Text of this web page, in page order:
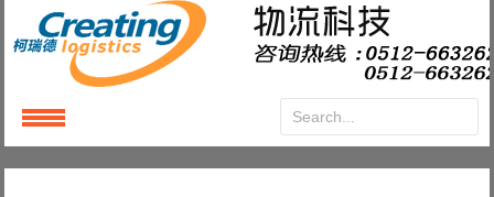
LoginorRegister